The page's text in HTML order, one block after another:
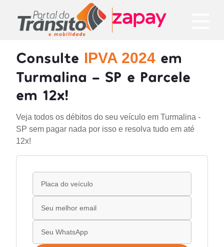
Consulte IPVA 2024 em
Turmalina - SP e Parcele
em 12x!
Veja todos os débitos do seu veículo em Turmalina -
SP sem pagar nada por isso e resolva tudo em até
12x!